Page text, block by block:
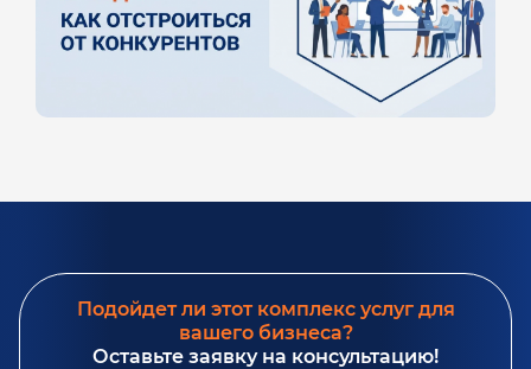
Подойдет ли этот комплекс услуг для
вашего бизнеса?
Оставьте заявку на консультацию!